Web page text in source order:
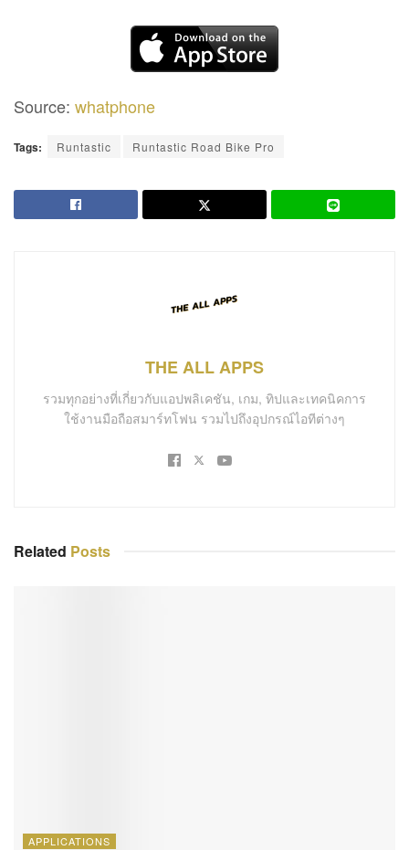
Source: whatphone
Tags: Runtastic Runtastic Road Bike Pro
THE ALL APPS
รวมทุกอย่างที่เกี่ยวกับแอปพลิเคชัน, เกม, ทิปและเทคนิคการ
ใช้งานมือถือสมาร์ทโฟน รวมไปถึงอุปกรณ์ไอทีต่างๆ
Related Posts
APPLICATIONS